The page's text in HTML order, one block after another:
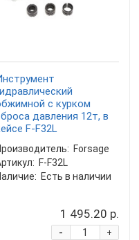
с курком
давления 12т, в
F-F32L
Forsage
F-F32L
Есть в наличии
1 495.20 р.
+
-